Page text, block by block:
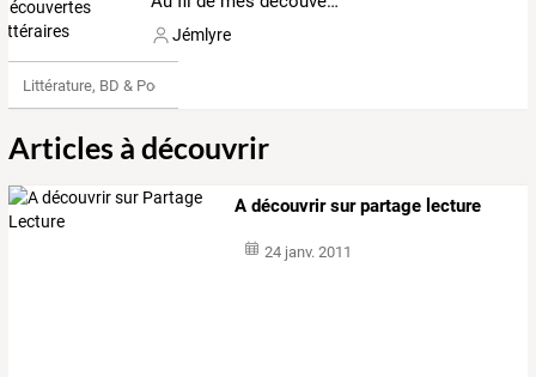
Jémlyre
Littérature, BD & Poésie
Articles à découvrir
A découvrir sur partage lecture
24 janv. 2011